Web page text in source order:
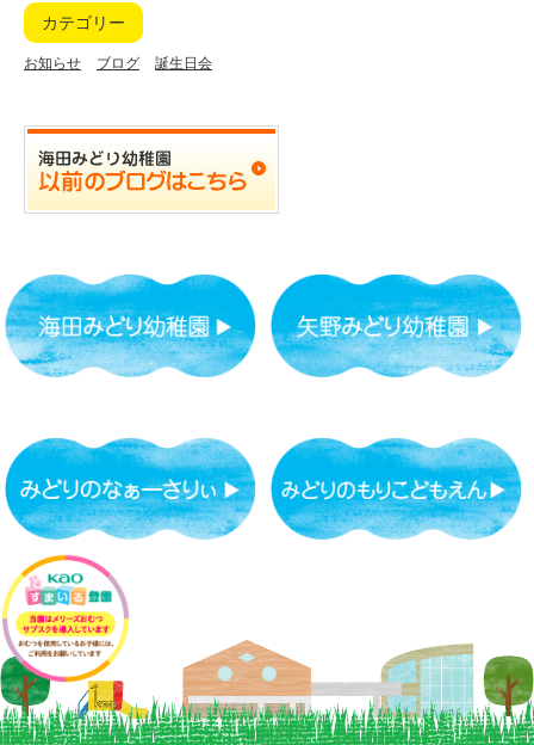
カテゴリー
お知らせ ブログ 誕生日会